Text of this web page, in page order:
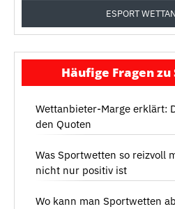
ESPORT
Häufige Fragen
Wettanbieter-Marge erklärt:
den Quoten
Was Sportwetten so reizvoll
nicht nur positiv ist
Wo kann man Sportwetten